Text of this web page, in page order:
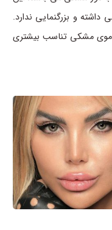
و بزرگنمایی ندارد.
موی مشکی تناسب بیشتری